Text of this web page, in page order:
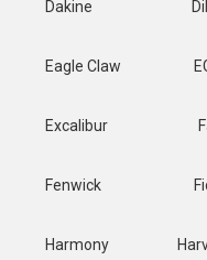
Dakine
Eagle Claw
Excalibur
Fenwick
Harmony